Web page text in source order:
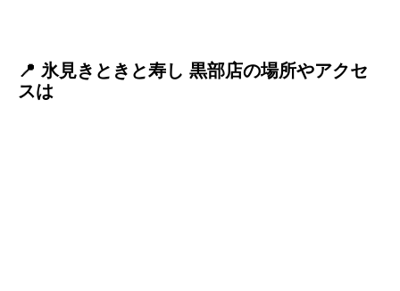
📍 氷見きときと寿し 黒部店の場所やアクセ
スは